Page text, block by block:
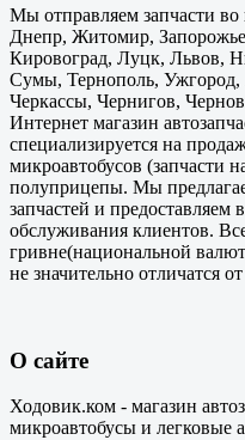
Мы отправляем запчасти
Днепр, Житомир,
Кировоград, Луцк, Львов,
Сумы, Тернополь,
Черкассы, Чернигов,
Интернет магазин
специализируется на
микроавтобусов (запчасти
полуприцепы. Мы
запчастей и предоставляем
обслуживания клиентов.
гривне(национальной
не значительно отличатся
О сайте
Ходовик.ком - магазин
микроавтобусы и легковые